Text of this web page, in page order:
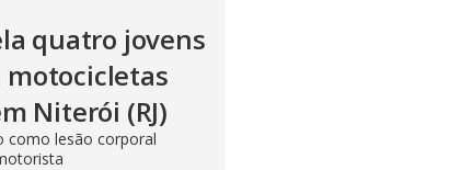
quatro jovens
motocicletas
Niterói (RJ)
como lesão corporal